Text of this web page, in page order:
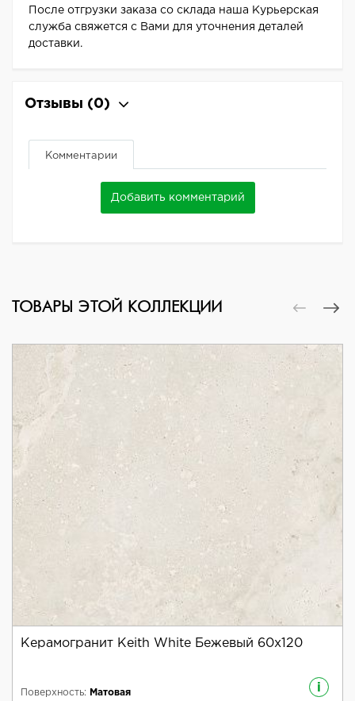
После отгрузки заказа со склада наша Курьерская
служба свяжется с Вами для уточнения деталей
доставки.
Отзывы (0)
Комментарии
Добавить комментарий
ТОВАРЫ ЭТОЙ КОЛЛЕКЦИИ
Керамогранит Keith White Бежевый 60x120
i
Поверхность:
Матовая